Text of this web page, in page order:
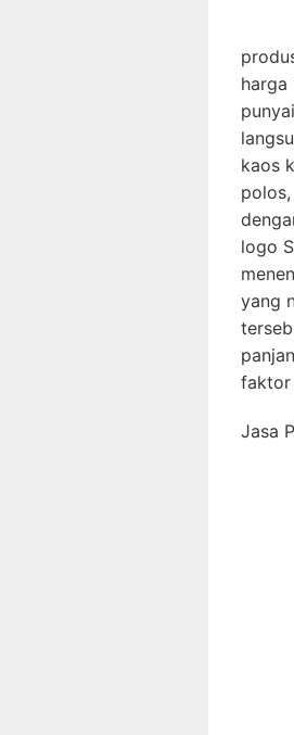
harga
kaos
logo
yang
faktor
Jasa